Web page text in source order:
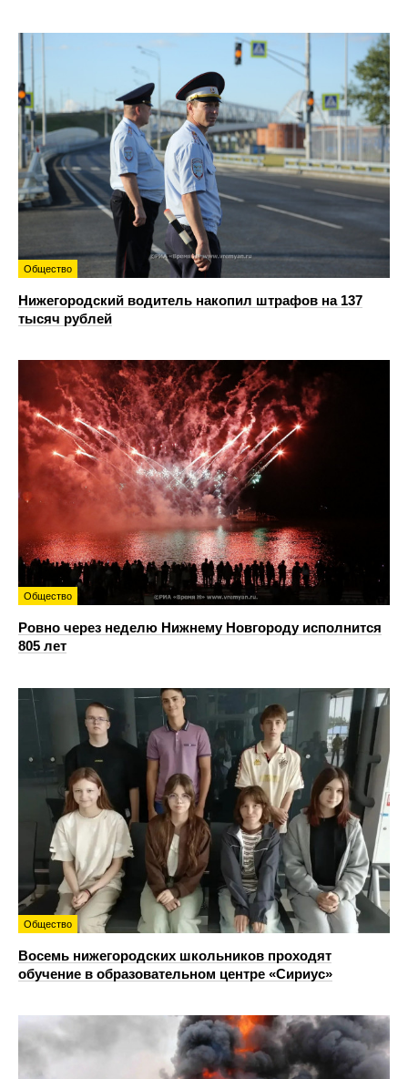
Общество
Нижегородский водитель накопил штрафов на 137
тысяч рублей
Общество
Ровно через неделю Нижнему Новгороду исполнится
805 лет
Общество
Восемь нижегородских школьников проходят
обучение в образовательном центре «Сириус»